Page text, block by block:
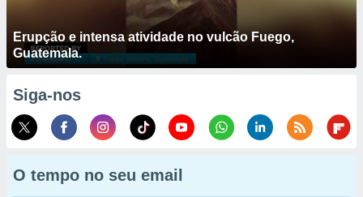
Erupção e intensa atividade no vulcão Fuego,
Guatemala.
Siga-nos
O tempo no seu email